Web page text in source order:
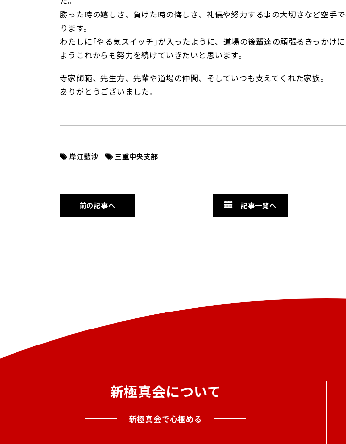
勝った時の嬉しさ、負けた時の悔しさ、礼儀や努力する事の大切さなど空手
ります。
わたしに｢やる気スイッチ｣が入ったように、道場の後輩達の頑張るきっかけ
ようこれからも努力を続けていきたいと思います。
寺家師範、先生方、先輩や道場の仲間、そしていつも支えてくれた家族。
ありがとうございました。
岸江藍沙 三重中央支部
前の記事へ 記事一覧へ
新極真会について
新極真会で心極める